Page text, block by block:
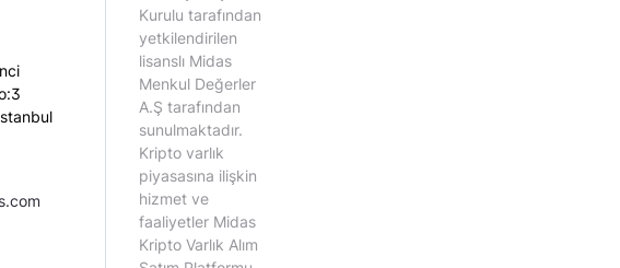
Kurulu tarafından
yetkilendirilen
lisanslı Midas
Menkul Değerler
A.Ş tarafından
sunulmaktadır.
Kripto varlık
piyasasına ilişkin
hizmet ve
faaliyetler Midas
Kripto Varlık Alım